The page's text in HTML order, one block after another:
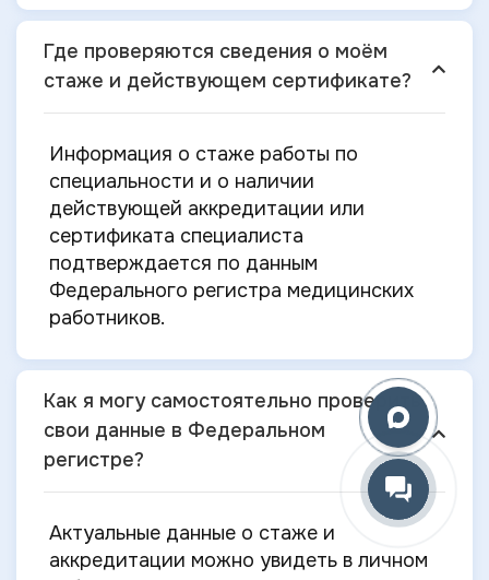
Где проверяются сведения о моём
стаже и действующем сертификате?
Информация о стаже работы по
специальности и о наличии
действующей аккредитации или
сертификата специалиста
подтверждается по данным
Федерального регистра медицинских
работников.
Как я могу самостоятельно проверить
свои данные в Федеральном
регистре?
Актуальные данные о стаже и
аккредитации можно увидеть в личном